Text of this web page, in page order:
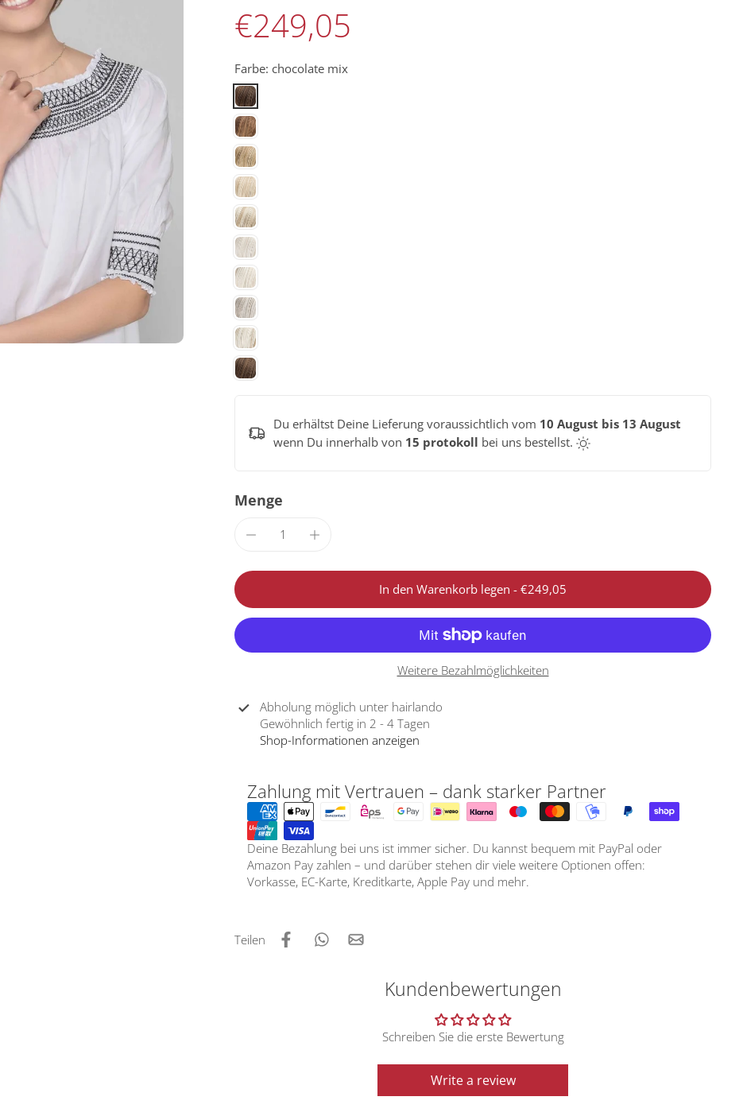
€249,05
Farbe: chocolate mix
Du erhältst Deine Lieferung voraussichtlich vom 10 August bis 13 August
wenn Du innerhalb von 15 protokoll bei uns bestellst.
Menge
In den Warenkorb legen -€249,05
Weitere Bezahlmöglichkeiten
Abholung möglich unter hairlando
Gewöhnlich fertig in 2 - 4 Tagen
Shop-Informationen anzeigen
Zahlung mit Vertrauen – dank starker Partner
Deine Bezahlung bei uns ist immer sicher. Du kannst bequem mit PayPal oder
Amazon Pay zahlen – und darüber stehen dir viele weitere Optionen offen:
Vorkasse, EC-Karte, Kreditkarte, Apple Pay und mehr.
Teilen
Kundenbewertungen
Schreiben Sie die erste Bewertung
Write a review